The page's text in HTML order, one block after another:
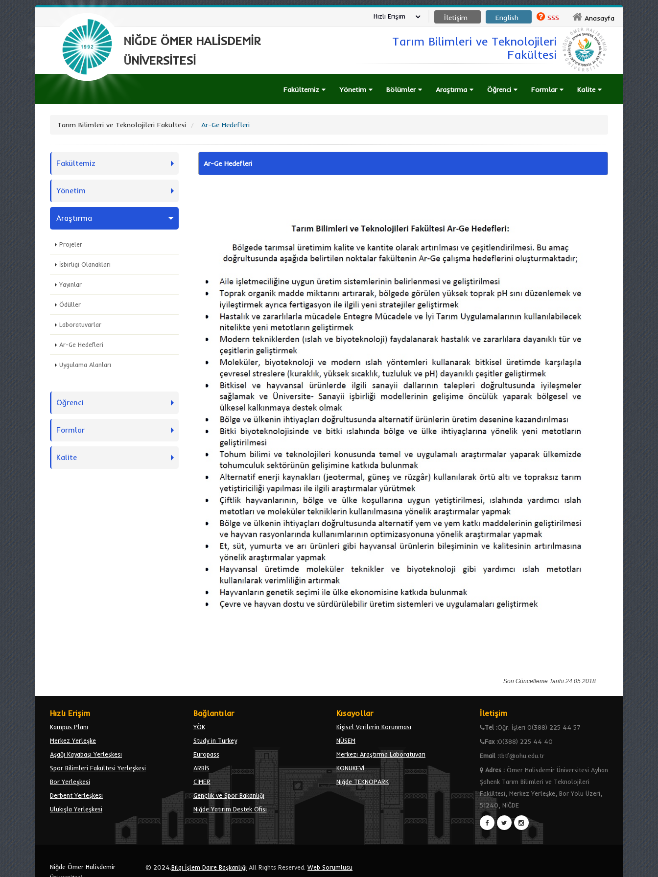
Anasayfa
SSS
English
İletişim
Hızlı Erişim
NİĞDE ÖMER HALİSDEMİR
ÜNİVERSİTESİ
Tarım Bilimleri ve Teknolojileri
Fakültesi
Fakültemiz Yönetim Bölümler Araştırma Öğrenci Formlar Kalite
Tarım Bilimleri ve Teknolojileri Fakültesi Ar-Ge Hedefleri
Fakültemiz
Yönetim
Araştırma
Projeler
İsbirligi Olanaklari
Yayınlar
Ödüller
Laboratuvarlar
Ar-Ge Hedefleri
Uygulama Alanları
Öğrenci
Formlar
Kalite
Ar-Ge Hedefleri
Son Güncelleme Tarihi:24.05.2018
Hızlı Erişim
Kampus Planı
Merkez Yerleşke
Aşağı Kayabaşı Yerleşkesi
Spor Bilimleri Fakültesi Yerleşkesi
Bor Yerleşkesi
Derbent Yerleşkesi
Ulukışla Yerleşkesi
Bağlantılar
YÖK
Study in Turkey
Europass
ARBİS
CİMER
Gençlik ve Spor Bakanlığı
Niğde Yatırım Destek Ofisi
Kısayollar
Kişisel Verilerin Korunması
NÜSEM
Merkezi Araştırma Laboratuvarı
KONUKEVİ
Niğde TEKNOPARK
İletişim
Tel :Öğr. İşleri 0(388) 225 44 57
Fax :0(388) 225 44 40
Email :tbtf@ohu.edu.tr
Adres:Ömer Halisdemir Üniversitesi Ayhan
Şahenk Tarım Bilimleri ve Teknolojileri
Fakültesi, Merkez Yerleşke, Bor Yolu Üzeri,
51240, NİĞDE
Niğde Ömer Halisdemir
© 2024.Bilgi İşlem Daire Başkanlığı All Rights Reserved. Web Sorumlusu